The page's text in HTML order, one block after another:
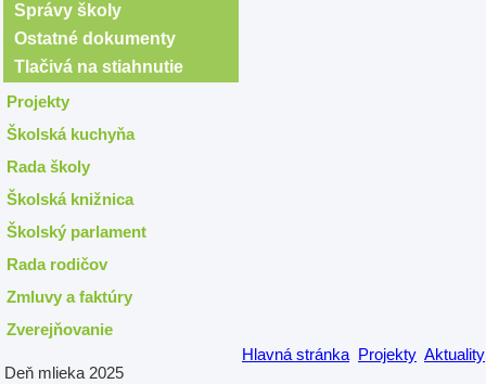
Správy školy
Ostatné dokumenty
Tlačivá na stiahnutie
Projekty
Školská kuchyňa
Rada školy
Školská knižnica
Školský parlament
Rada rodičov
Zmluvy a faktúry
Zverejňovanie
Hlavná stránka Projekty Aktuality
Deň mlieka 2025